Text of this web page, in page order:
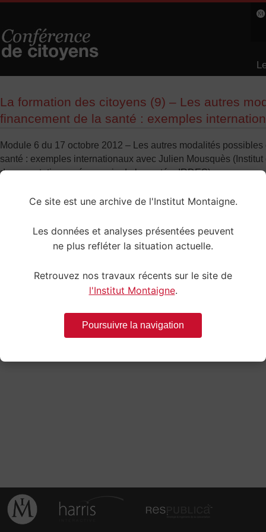
La formation des citoyens (9) – Les autres
financement de la santé : exemples
Module 6 du 17 octobre 2012 – Les autres modalités
santé : exemples internationaux avec Julien Mousquès (Institut
documentation en économie de la santé – IRDES)
Ce site est une archive de l'Institut Montaigne.
Les données et analyses présentées peuvent
ne plus refléter la situation actuelle.
Retrouvez nos travaux récents sur le site de
l'Institut Montaigne.
Poursuivre la navigation